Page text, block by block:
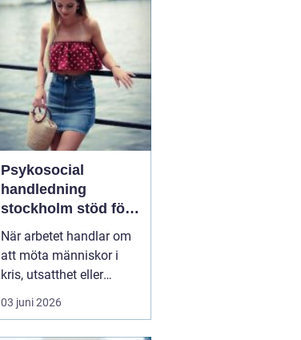
kropp och psyke
reagerar starkare än vad
situationen verkar
motivera. ...
Psykosocial
handledning
stockholm stöd för
hållbart arbete med
människor
När arbetet handlar om
att möta människor i
kris, utsatthet eller
beroende prövas både
yrkesrollen och den egna
03 juni 2026